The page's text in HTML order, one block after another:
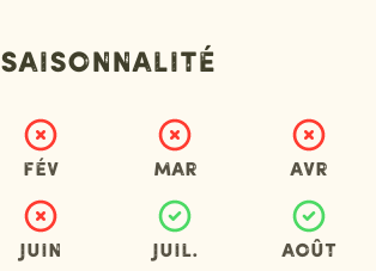
Saisonnalité
Fév Mar Avr
Juin Juil. Août